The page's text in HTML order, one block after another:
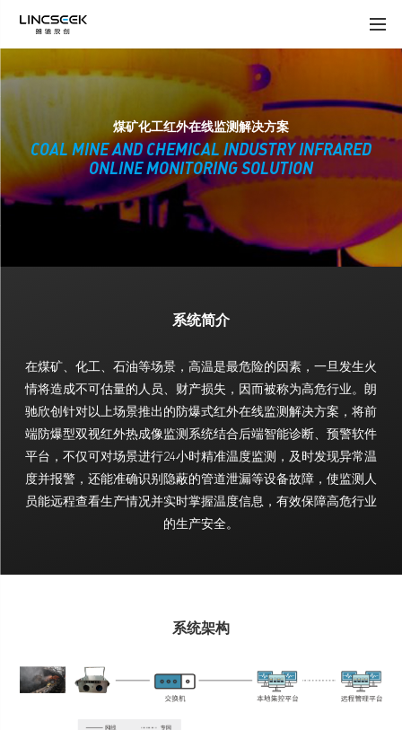
煤矿化工红外在线监测解决方案
COAL MINE AND CHEMICAL INDUSTRY INFRARED
ONLINE MONITORING SOLUTION
系统简介
在煤矿、化工、石油等场景，高温是最危险的因素，一旦发生火
情将造成不可估量的人员、财产损失，因而被称为高危行业。朗
驰欣创针对以上场景推出的防爆式红外在线监测解决方案，将前
端防爆型双视红外热成像监测系统结合后端智能诊断、预警软件
平台，不仅可对场景进行24小时精准温度监测，及时发现异常温
度并报警，还能准确识别隐蔽的管道泄漏等设备故障，使监测人
员能远程查看生产情况并实时掌握温度信息，有效保障高危行业
的生产安全。
系统架构